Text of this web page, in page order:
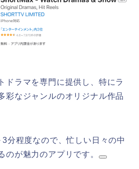
ドラマを専門に提供し、特にラ
彩なジャンルのオリジナル作品
分程度なので、忙しい日々の中
のが魅力のアプリです。